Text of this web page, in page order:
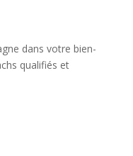
dans votre bien-
qualifiés et